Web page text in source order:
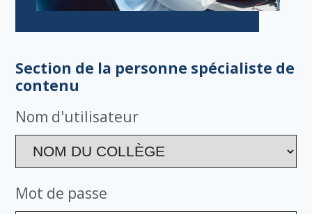
Section de la personne spécialiste de
contenu
Nom d'utilisateur
Mot de passe